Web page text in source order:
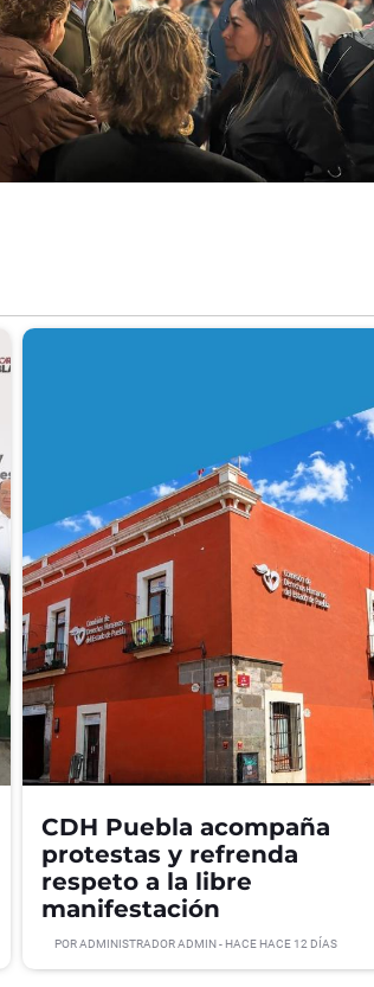
CDH Puebla acompaña
protestas y refrenda
respeto a la libre
manifestación
PORADMINISTRADOR ADMIN - HACE HACE 12 DÍAS